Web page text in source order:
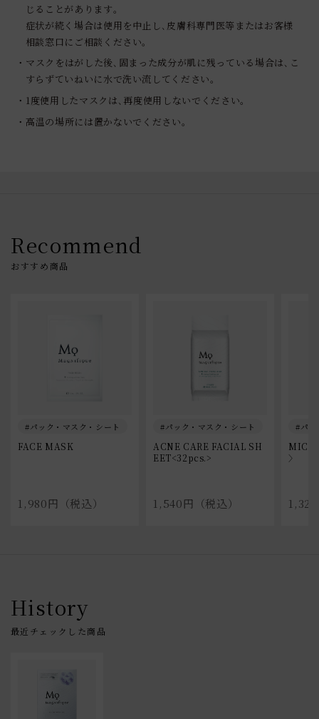
じることがあります｡
症状が続く場合は使用を中止し､皮膚科専門医等またはお客様
相談窓口にご相談ください｡
・マスクをはがした後､固まった成分が肌に残っている場合は､こ
すらずていねいに水で洗い流してください｡
・1度使用したマスクは､再度使用しないでください｡
・高温の場所には置かないでください｡
Recommend
パック・マスク・シート
FACE MASK
1,980円（税込）
パック・マスク・シート
ACNE CARE FACIAL SH
EET<32pcs.>
1,540円（税込）
パ
〉
History